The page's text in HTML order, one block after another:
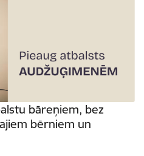
bāreņiem, bez
bērniem un